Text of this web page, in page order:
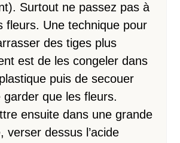
Surtout ne passez pas à
fleurs. Une technique pour
des tiges plus
est de les congeler dans
puis de secouer
garder que les fleurs.
ensuite dans une grande
verser dessus l’acide